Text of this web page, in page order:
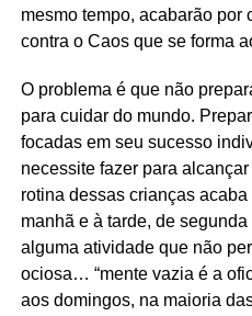
mesmo tempo, acabarão por
contra o Caos que se forma
O problema é que não
para cuidar do mundo.
focadas em seu sucesso
necessite fazer para
rotina dessas crianças
manhã e à tarde, de
alguma atividade que não
ociosa… “mente vazia é a
aos domingos, na maioria